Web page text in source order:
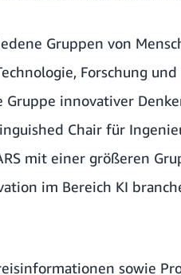
Gruppen von
Forschung
Gruppe innovativer
Chair für
mit einer größeren
im Bereich KI
sowie